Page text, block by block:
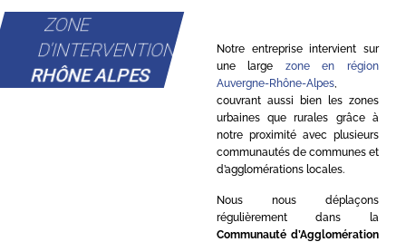
ZONE
D'INTERVENTION
RHÔNE ALPES
Notre entreprise intervient sur
une large zone en région
Auvergne-Rhône-Alpes,
couvrant aussi bien les zones
urbaines que rurales grâce à
notre proximité avec plusieurs
communautés de communes et
d’agglomérations locales.
Nous nous déplaçons
régulièrement dans la
Communauté d’Agglomération